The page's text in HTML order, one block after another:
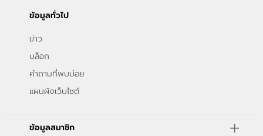
ข้อมูลทั่วไป
ข่าว
บล็อก
คำถามที่พบบ่อย
แผนผังเว็บไซต์
ข้อมูลสมาชิก